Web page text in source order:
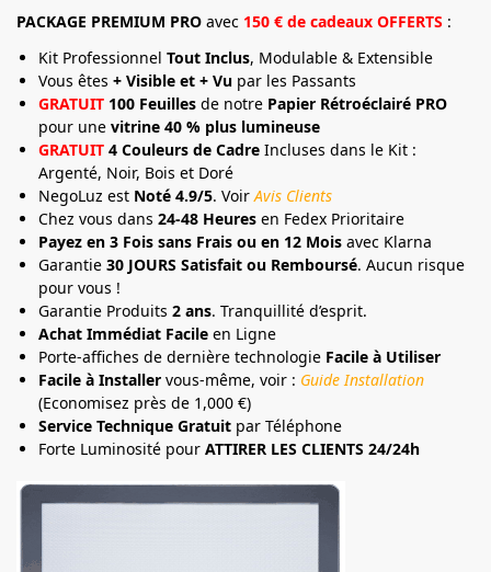
PACKAGE PREMIUM PRO avec 150 € de cadeaux OFFERTS :
Kit Professionnel Tout Inclus, Modulable & Extensible
Vous êtes + Visible et + Vu par les Passants
GRATUIT 100 Feuilles de notre Papier Rétroéclairé PRO
pour une vitrine 40 % plus lumineuse
GRATUIT 4 Couleurs de Cadre Incluses dans le Kit :
Argenté, Noir, Bois et Doré
NegoLuz est Noté 4.9/5. Voir Avis Clients
Chez vous dans 24-48 Heures en Fedex Prioritaire
Payez en 3 Fois sans Frais ou en 12 Mois avec Klarna
Garantie 30 JOURS Satisfait ou Remboursé. Aucun risque
pour vous !
Garantie Produits 2 ans. Tranquillité d’esprit.
Achat Immédiat Facile en Ligne
Porte-affiches de dernière technologie Facile à Utiliser
Facile à Installer vous-même, voir : Guide Installation
(Economisez près de 1,000 €)
Service Technique Gratuit par Téléphone
Forte Luminosité pour ATTIRER LES CLIENTS 24/24h